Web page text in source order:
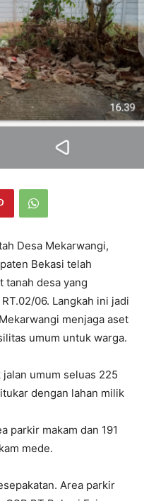
Desa Mekarwangi,
Bekasi telah
tanah desa yang
06. Langkah ini jadi
menjaga aset
umum untuk warga.
umum seluas 225
dengan lahan milik
parkir makam dan 191
mede.
Area parkir